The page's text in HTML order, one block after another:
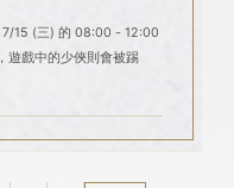
7/15 (三) 的 08:00 - 12:00
遊戲中的少俠則會被踢